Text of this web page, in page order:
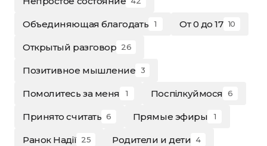
Объединяющая благодать 1 От 0 до 17 10
Открытый разговор 26
Позитивное мышление 3
Помолитесь за меня 1 Поспілкуймося 6
Принято считать 6 Прямые эфиры 1
Ранок Надії 25 Родители и дети 4